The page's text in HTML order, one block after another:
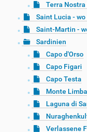
Terra Nostra
Saint Lucia -
Saint-Martin -
Sardinien
Capo d'Orso
Capo Figari
Capo Testa
Monte
Laguna di
Verlassene